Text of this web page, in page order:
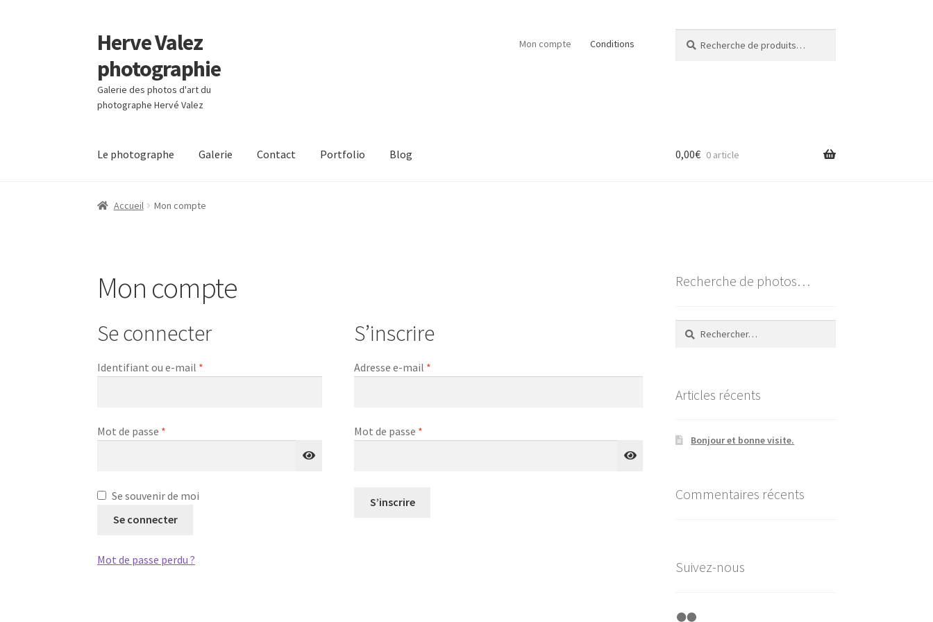
Aller
à
la
navigation
Aller
au
contenu
Herve Valez
photographie
Galerie des photos d'art du
photographe Hervé Valez
Mon compte Conditions
pour :
Le photographe Galerie Contact Portfolio Blog 0,00€ 0 article
Accueil Mon compte
Mon compte
Se connecter
Identifiant ou e-mail *
Mot de passe *
Se souvenir de moi
Se connecter
Mot de passe perdu ?
S’inscrire
Adresse e-mail *
Mot de passe *
S’inscrire
Recherche de photos…
Rechercher :
Articles récents
Bonjour et bonne visite.
Commentaires récents
Suivez-nous
Flickr